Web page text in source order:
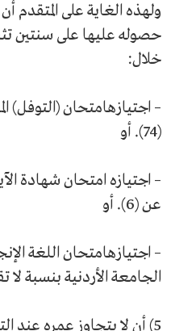
ولهذه الغاية على المتقدم
حصوله عليها على سنتين
خلال:
– اجتيازهامتحان (التوفل)
(74). أو
عن (6). أو
– اجتيازهامتحان اللغة
الجامعة الأردنية بنسبة لا
5) أن لا يتجاوز عمره عند التقدم للمسابقة العامة: